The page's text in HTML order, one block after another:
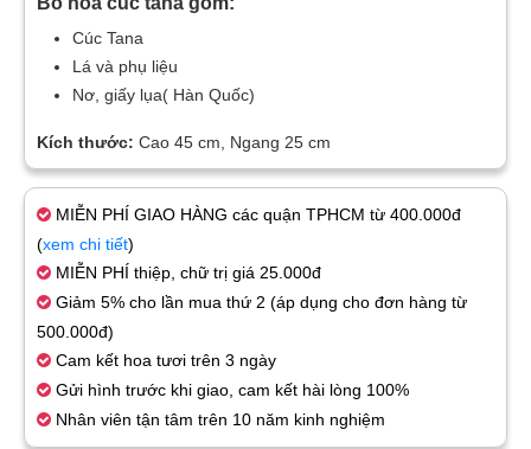
Cúc Tana
Lá và phụ liệu
Nơ, giấy lụa( Hàn Quốc)
Kích thước: Cao 45 cm, Ngang 25 cm
MIỄN PHÍ GIAO HÀNG các quận TPHCM từ 400.000đ
(xem chi tiết)
MIỄN PHÍ thiệp, chữ trị giá 25.000đ
Giảm 5% cho lần mua thứ 2 (áp dụng cho đơn hàng từ
500.000đ)
Cam kết hoa tươi trên 3 ngày
Gửi hình trước khi giao, cam kết hài lòng 100%
Nhân viên tận tâm trên 10 năm kinh nghiệm